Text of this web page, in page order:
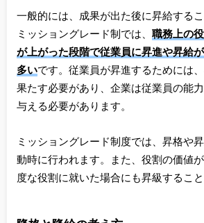
一般的には、成果が出た後に昇給するこ
ミッショングレード制では、 職務上の
が上がった段階で従業員に昇進や昇給
多いです。従業員が昇進するためには
果たす必要があり、企業は従業員の能
与える必要があります。
ミッショングレード制度では、昇格や
動時に行われます。また、役割の価値
度な役割に就いた場合にも昇級すること